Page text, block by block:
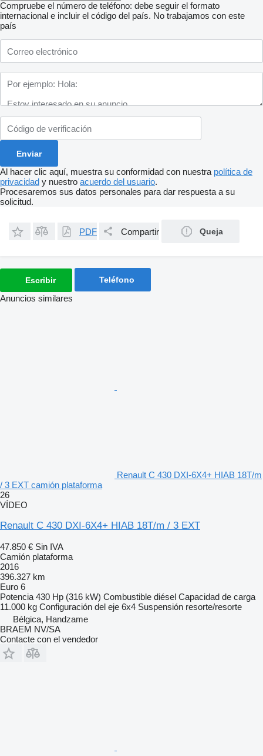
Compruebe el número de teléfono: debe seguir el formato
internacional e incluir el código del país. No trabajamos con este
país
Al hacer clic aquí, muestra su conformidad con nuestra política de
privacidad y nuestro acuerdo del usuario.
Procesaremos sus datos personales para dar respuesta a su
solicitud.
PDF Compartir Queja
Escribir Teléfono
Anuncios similares
Renault C 430 DXI-6X4+ HIAB 18T/m
/ 3 EXT camión plataforma
26
VÍDEO
Renault C 430 DXI-6X4+ HIAB 18T/m / 3 EXT
47.850 € Sin IVA
Camión plataforma
2016
396.327 km
Euro 6
Potencia 430 Hp (316 kW) Combustible diésel Capacidad de carga
11.000 kg Configuración del eje 6x4 Suspensión resorte/resorte
Bélgica, Handzame
BRAEM NV/SA
Contacte con el vendedor